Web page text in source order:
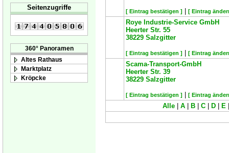
Seitenzugriffe
360° Panoramen
Altes Rathaus
Marktplatz
Kröpcke
[ Eintrag bestätigen ] [ Eintrag
Roye Industrie-Service GmbH
Heerter Str. 55
38229 Salzgitter
[ Eintrag bestätigen ] [ Eintrag
Scama-Transport-GmbH
Heerter Str. 39
38229 Salzgitter
[ Eintrag bestätigen ] [ Eintrag
Alle A B C D E